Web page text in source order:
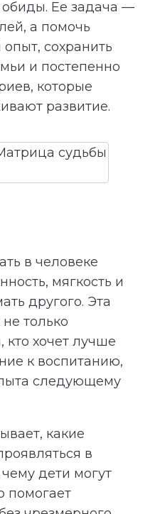
Ее задача —
а помочь
сохранить
и постепенно
которые
развитие.
в человеке
мягкость и
другого. Эта
только
кто хочет лучше
к воспитанию,
следующему
какие
в
дети могут
помогает